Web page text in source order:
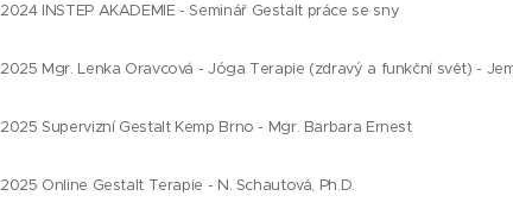
2024 INSTEP AKADEMIE - Seminář Gestalt práce se sny
2025 Mgr. Lenka Oravcová - Jóga Terapie (zdravý a funkční svět) -
2025 Supervizní Gestalt Kemp Brno - Mgr. Barbara Ernest
2025 Online Gestalt Terapie - N. Schautová, Ph.D.